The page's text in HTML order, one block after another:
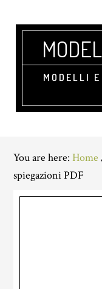
primary
footer
MODELLI
You are here:Home
spiegazioni PDF